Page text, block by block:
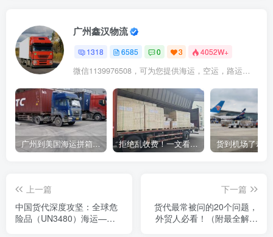
广州鑫汉物流
1318 6585 0 3 4052W+
微信1139976508，可为您提供海运，空运，路运，铁路运输
广州到美国海运拼箱多少钱？2024年最新运费构成+隐藏费用避坑指南 拒绝乱收费！一文看懂中国货代计费套路，教你避开所有隐形坑
上一篇
中国货代深度攻坚：全球危
险品（UN3480）海运——
下一篇
货代最常被问的20个问题，
外贸人必看！（附最全解决